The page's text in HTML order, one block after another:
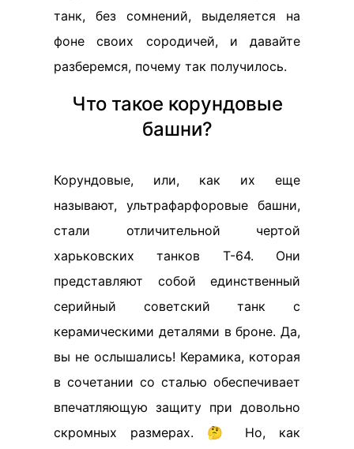
танк, без сомнений, выделяется на
фоне своих сородичей, и давайте
разберемся, почему так получилось.
Что такое корундовые
башни?
Корундовые, или, как их еще
называют, ультрафарфоровые башни,
стали отличительной чертой
харьковских танков Т-64. Они
представляют собой единственный
серийный советский танк с
керамическими деталями в броне. Да,
вы не ослышались! Керамика, которая
в сочетании со сталью обеспечивает
впечатляющую защиту при довольно
скромных размерах. 🤔 Но, как